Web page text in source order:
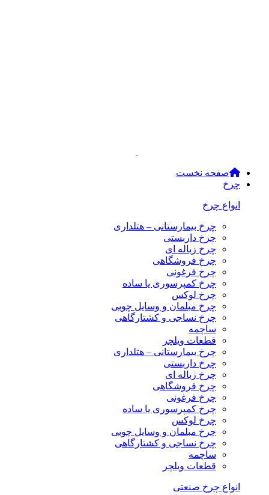
صفحه نخست
چرخ
انواع چرخ
چرخ بیمارستانی – هتلداری
چرخ داربستی
چرخ زباله ای
چرخ فروشگاهی
چرخ فرغونی
چرخ کمپرسوری یا ساده
چرخ لوکس
چرخ مبلمان و وسایل چوبی
چرخ نساجی و کشتارگاهی
ساچمه
قطعات ویلچر
چرخ بیمارستانی – هتلداری
چرخ داربستی
چرخ زباله ای
چرخ فروشگاهی
چرخ فرغونی
چرخ کمپرسوری یا ساده
چرخ لوکس
چرخ مبلمان و وسایل چوبی
چرخ نساجی و کشتارگاهی
ساچمه
قطعات ویلچر
انواع چرخ صنعتی